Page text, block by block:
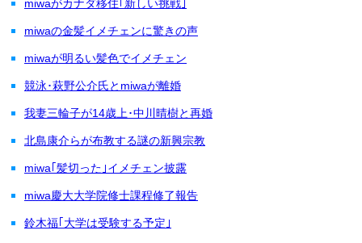
miwaがカナダ移住｢新しい挑戦｣
miwaの金髪イメチェンに驚きの声
miwaが明るい髪色でイメチェン
競泳･萩野公介氏とmiwaが離婚
我妻三輪子が14歳上･中川晴樹と再婚
北島康介らが布教する謎の新興宗教
miwa｢髪切った｣イメチェン披露
miwa慶大大学院修士課程修了報告
鈴木福｢大学は受験する予定｣